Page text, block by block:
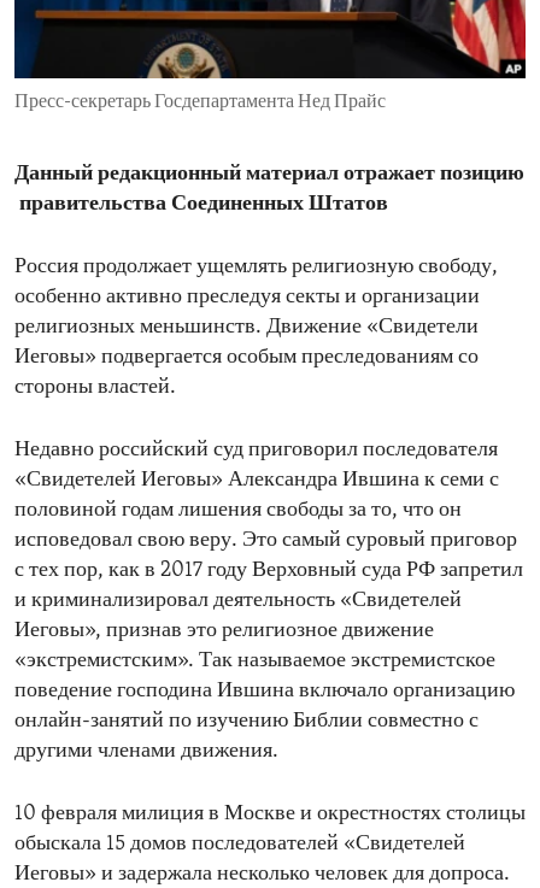
ENVIRONMENT AND HEALTH
IDEALS AND INSTITUTIONS
Пресс-секретарь Госдепартамента Нед Прайс
Данный редакционный материал отражает позицию
правительства Соединенных Штатов
Россия продолжает ущемлять религиозную свободу,
особенно активно преследуя секты и организации
религиозных меньшинств. Движение «Свидетели
Иеговы» подвергается особым преследованиям со
стороны властей.
Недавно российский суд приговорил последователя
«Свидетелей Иеговы» Александра Ившина к семи с
половиной годам лишения свободы за то, что он
исповедовал свою веру. Это самый суровый приговор
с тех пор, как в 2017 году Верховный суда РФ запретил
и криминализировал деятельность «Свидетелей
Иеговы», признав это религиозное движение
«экстремистским». Так называемое экстремистское
поведение господина Ившина включало организацию
онлайн-занятий по изучению Библии совместно с
другими членами движения.
10 февраля милиция в Москве и окрестностях столицы
обыскала 15 домов последователей «Свидетелей
Иеговы» и задержала несколько человек для допроса.